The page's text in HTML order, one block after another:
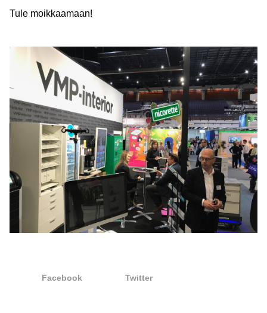
Tule moikkaamaan!
Facebook Twitter